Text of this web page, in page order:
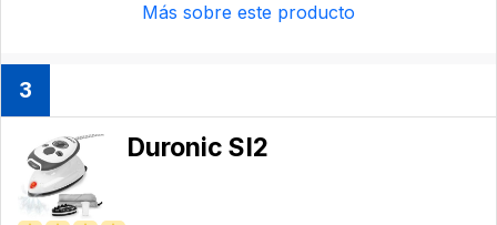
Más sobre este producto
3
Duronic SI2